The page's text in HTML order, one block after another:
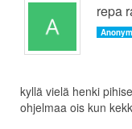
repa
kyllä vielä henki
ohjelmaa ois kun